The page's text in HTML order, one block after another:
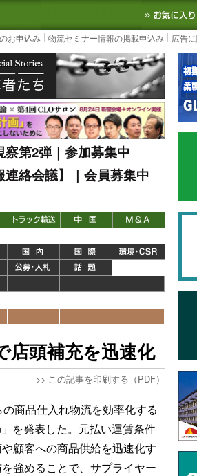
流ニュースサイト
3PL, SCMなど国内外の最新
お申込み 物流セミナー情報の掲載申込み 広告
第2弾｜参加募集中
絡会議】｜会員募集中
店頭補充を迅速化
>> この記事を印刷する（PDF）
商品仕入れ物流を効率化する
を発表した。元払い運賃条件
顧客への商品供給を迅速化す
強めることで、サプライヤー